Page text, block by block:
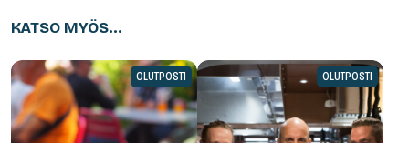
KATSO MYÖS...
OLUTPOSTI OLUTPOSTI